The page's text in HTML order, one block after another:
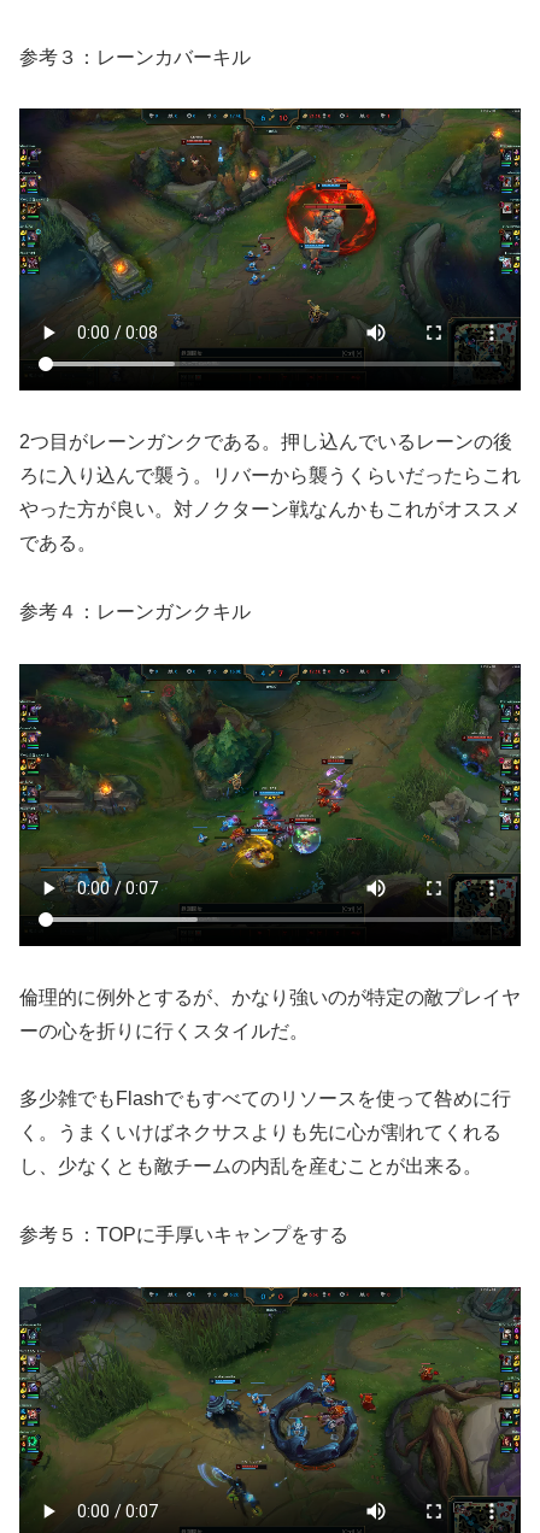
参考３：レーンカバーキル
2つ目がレーンガンクである。押し込んでいるレーンの後
ろに入り込んで襲う。リバーから襲うくらいだったらこれ
やった方が良い。対ノクターン戦なんかもこれがオススメ
である。
参考４：レーンガンクキル
倫理的に例外とするが、かなり強いのが特定の敵プレイヤ
ーの心を折りに行くスタイルだ。
多少雑でもFlashでもすべてのリソースを使って咎めに行
く。うまくいけばネクサスよりも先に心が割れてくれる
し、少なくとも敵チームの内乱を産むことが出来る。
参考５：TOPに手厚いキャンプをする